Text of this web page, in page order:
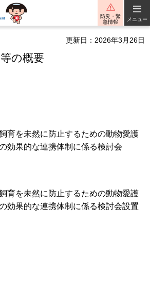
防災・緊
急情報
メニュー
更新日：2026年3月26日
の概要
育を未然に防止するための動物愛護
効果的な連携体制に係る検討会
育を未然に防止するための動物愛護
効果的な連携体制に係る検討会設置